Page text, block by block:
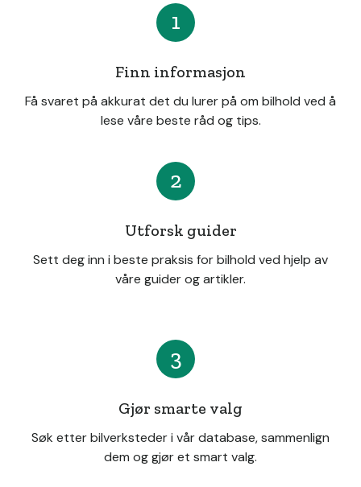
1
Finn informasjon
Få svaret på akkurat det du lurer på om bilhold ved å
lese våre beste råd og tips.
2
Utforsk guider
Sett deg inn i beste praksis for bilhold ved hjelp av
våre guider og artikler.
3
Gjør smarte valg
Søk etter bilverksteder i vår database, sammenlign
dem og gjør et smart valg.